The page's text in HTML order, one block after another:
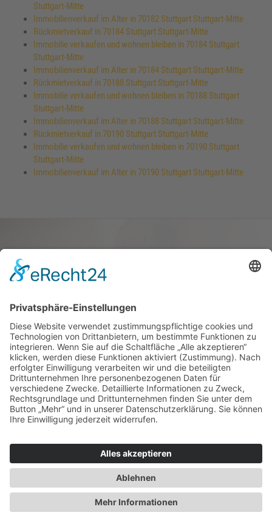
Stuttgart-Mitte
Immobilienverkauf im Alter in 70182 Stuttgart Stuttgart-Mitte
Rückmietverkauf in 70184 Stuttgart Stuttgart-Mitte
Immobilie verkaufen und wohnen bleiben in 70184 Stuttgart
Stuttgart-Mitte
Immobilienverkauf im Alter in 70184 Stuttgart Stuttgart-Mitte
Rückmietverkauf in 70188 Stuttgart Stuttgart-Mitte
Immobilie verkaufen und wohnen bleiben in 70188 Stuttgart
Stuttgart-Mitte
Immobilienverkauf im Alter in 70188 Stuttgart Stuttgart-Mitte
Rückmietverkauf in 70190 Stuttgart Stuttgart-Mitte
Immobilie verkaufen und wohnen bleiben in 70190 Stuttgart
Stuttgart-Mitte
Immobilienverkauf im Alter in 70190 Stuttgart Stuttgart-Mitte
verkaufen und darin
wohnen bleiben
Verkaufen Sie Ihr Haus oder Ihre
Eigen­tums­woh­nung und bleiben Sie
darin wohnen.
Jetzt Ermittlung starten »
Regional
© 2026 WohnBW